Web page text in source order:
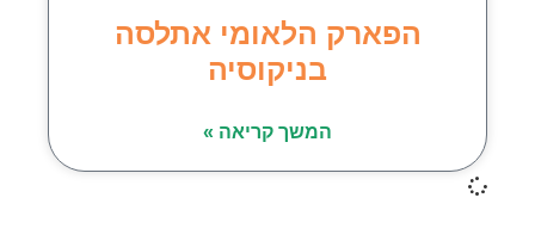
הפארק הלאומי אתלסה
בניקוסיה
המשך קריאה »